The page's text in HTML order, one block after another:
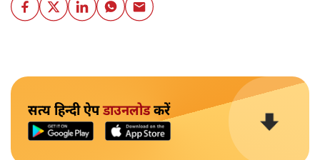
सत्य हिन्दी ऐपडाउनलोडकरें